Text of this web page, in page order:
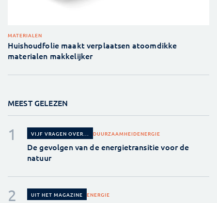
MATERIALEN
Huishoudfolie maakt verplaatsen atoomdikke
materialen makkelijker
MEEST GELEZEN
VIJF VRAGEN OVER... DUURZAAMHEIDENERGIE
De gevolgen van de energietransitie voor de
natuur
UIT HET MAGAZINE ENERGIE